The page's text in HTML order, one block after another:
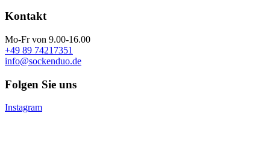
Kontakt
Mo-Fr von 9.00-16.00
+49 89 74217351
info@sockenduo.de
Folgen Sie uns
Instagram